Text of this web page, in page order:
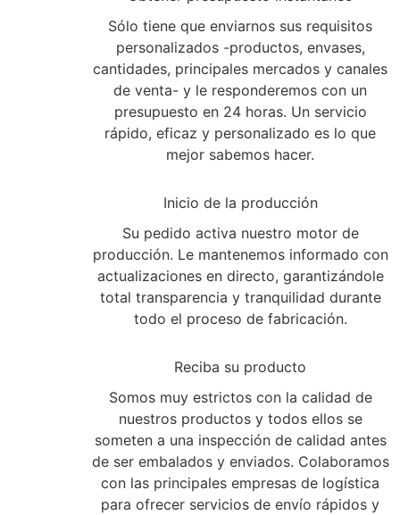
Sólo tiene que enviarnos sus requisitos
personalizados -productos, envases,
cantidades, principales mercados y canales
de venta- y le responderemos con un
presupuesto en 24 horas. Un servicio
rápido, eficaz y personalizado es lo que
mejor sabemos hacer.
Inicio de la producción
Su pedido activa nuestro motor de
producción. Le mantenemos informado con
actualizaciones en directo, garantizándole
total transparencia y tranquilidad durante
todo el proceso de fabricación.
Reciba su producto
Somos muy estrictos con la calidad de
nuestros productos y todos ellos se
someten a una inspección de calidad antes
de ser embalados y enviados. Colaboramos
con las principales empresas de logística
para ofrecer servicios de envío rápidos y